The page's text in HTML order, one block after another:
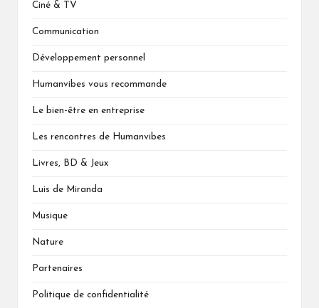
Ciné & TV
Communication
Développement personnel
Humanvibes vous recommande
Le bien-être en entreprise
Les rencontres de Humanvibes
Livres, BD & Jeux
Luis de Miranda
Musique
Nature
Partenaires
Politique de confidentialité